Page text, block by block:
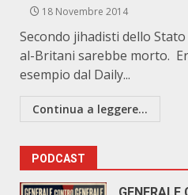
18 Novembre 2014
Secondo jihadisti dello
al-Britani sarebbe morto.
esempio dal Daily...
Continua a leggere...
PODCAST